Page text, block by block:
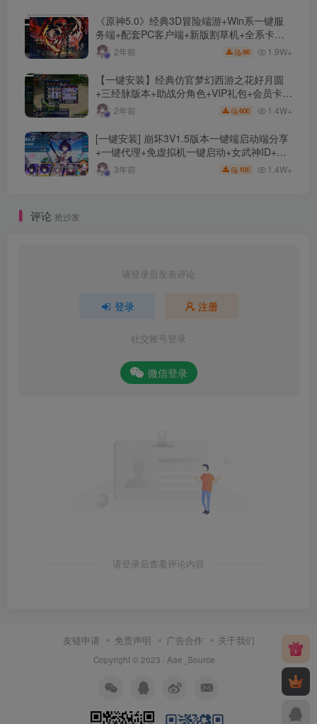
《原神5.0》经典3D冒险端游+Win系一键服
务端+配套PC客户端+新版割草机+全系卡池
文件2年前 66 1.9W+
【一键安装】经典仿官梦幻西游之花好月圆
+三经脉版本+助战分角色+VIP礼包+会员卡
+剧情活动+视频搭建及其他修改资料
2年前 600 1.4W+
[一键安装] 崩坏3V1.5版本一键端启动端分享
+一键代理+免虚拟机一键启动+女武神ID+详
细指令+极简一键修改
3年前 100 1.4W+
评论 抢沙发
请登录后发表评论
登录 注册
社交账号登录
微信登录
请登录后查看评论内容
友链申请 免责声明 广告合作 关于我们
Copyright © 2023 · Aae_Source ·